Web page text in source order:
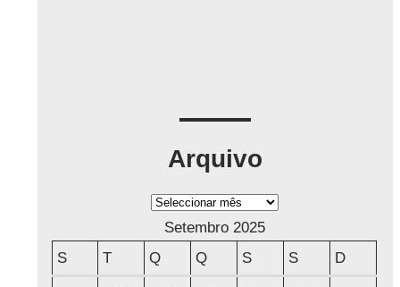
Arquivo
A
q
Setembro 2025
S
T Q Q S S D